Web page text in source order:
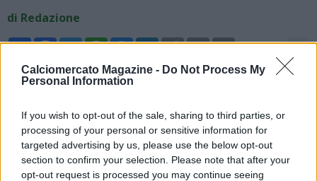
Calciomercato Magazine - Do Not Process My
Personal Information
If you wish to opt-out of the sale, sharing to third parties, or
processing of your personal or sensitive information for
targeted advertising by us, please use the below opt-out
section to confirm your selection. Please note that after your
opt-out request is processed you may continue seeing
di Redazione
ShareFacebook
TwitterWhatsAppMessenger
LinkedIn
CopyEmailPrint aA
07/06/2026 - 13:15
Fabrizio Romano, giornalista, scrive su X: "Accordo preliminare
sui termini personali tra la Juventus e l'entourage di Alexander
Sørloth. I colloqui tra Juve e Atlético Madrid proseguiranno,
con le due squadre che continueranno a discutere anche di
Nico González".